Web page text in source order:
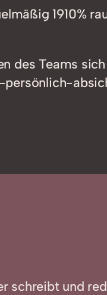
1910%
des Teams
schreibt und